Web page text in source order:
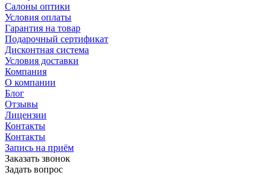
Салоны оптики
Условия оплаты
Гарантия на товар
Подарочный сертификат
Дисконтная система
Условия доставки
Компания
О компании
Блог
Отзывы
Лицензии
Контакты
Контакты
Запись на приём
Заказать звонок
Задать вопрос